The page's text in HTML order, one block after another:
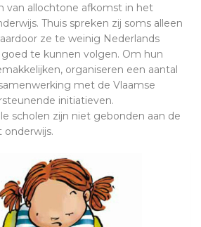
van allochtone afkomst in het
Thuis spreken zij soms alleen
ze te weinig Nederlands
te kunnen volgen. Om hun
organiseren een aantal
met de Vlaamse
initiatieven.
scholen zijn niet gebonden aan de
onderwijs.